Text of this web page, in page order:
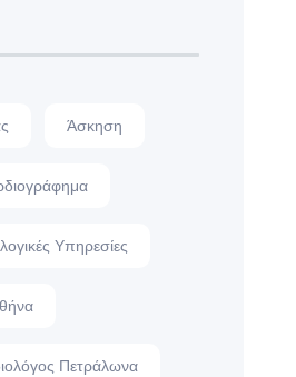
Άσκηση
Υπηρεσίες
Πετράλωνα